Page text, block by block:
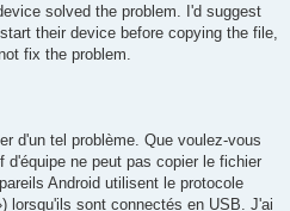
solved the problem. I'd suggest
their device before copying the file,
fix the problem.
d'un tel problème. Que voulez-vous
ne peut pas copier le fichier
Android utilisent le protocole
lorsqu'ils sont connectés en USB. J'ai